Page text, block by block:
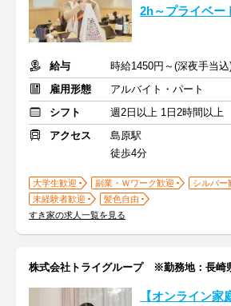
2h～プライベ
給与
時給1450円～(深夜手当
雇用形態
アルバイト・パート
シフト
週2日以上 1日2時間以上
アクセス
島原駅
徒歩4分
大学生歓迎 副業・Ｗワーク歓迎
シルバー
未経験者歓迎
髪色自由
すき家の求人一覧を見る
株式会社トライグループ ※勤務地：長崎
【オンライン